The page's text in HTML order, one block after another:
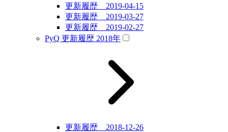
更新履歴 2019-04-15
更新履歴 2019-03-27
更新履歴 2019-02-27
PyQ 更新履歴 2018年
更新履歴 2018-12-26